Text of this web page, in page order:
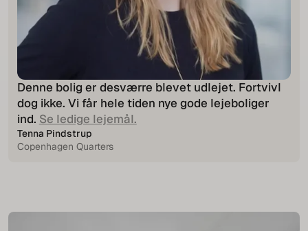
Denne bolig er desværre blevet udlejet. Fortvivl
dog ikke. Vi får hele tiden nye gode lejeboliger
ind. Se ledige lejemål.
Tenna Pindstrup
Copenhagen Quarters